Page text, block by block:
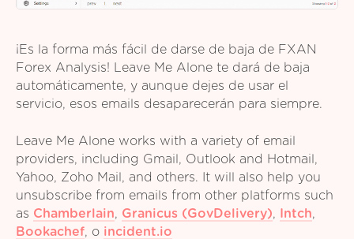
¡Es la forma más fácil de darse de baja de FXAN
Forex Analysis! Leave Me Alone te dará de baja
automáticamente, y aunque dejes de usar el
servicio, esos emails desaparecerán para siempre.
Leave Me Alone works with a variety of email
providers, including Gmail, Outlook and Hotmail,
Yahoo, Zoho Mail, and others. It will also help you
unsubscribe from emails from other platforms such
as Chamberlain, Granicus (GovDelivery), Intch,
Bookachef, o incident.io